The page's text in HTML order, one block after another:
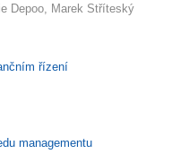
Depoo, Marek Stříteský
řízení
managementu